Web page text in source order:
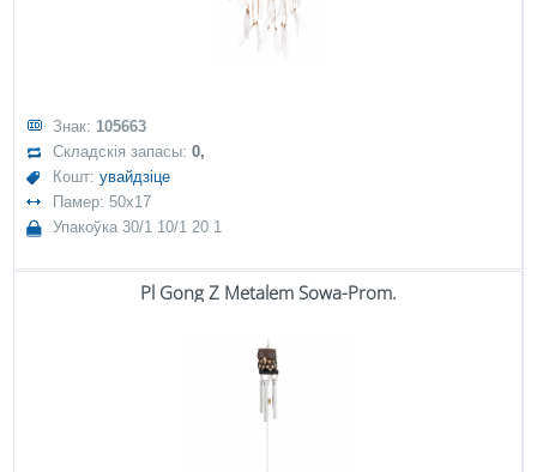
Знак: 105663
Складскія запасы:0,
Кошт:увайдзіце
Памер: 50x17
Упакоўка 30/1 10/1 20 1
Pl Gong Z Metalem Sowa-Prom.